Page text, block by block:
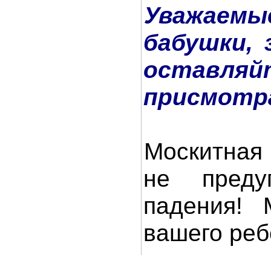
бабушки,
Москитная
не
падения!
вашего